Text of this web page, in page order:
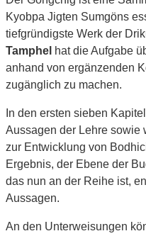
Kyobpa Jigten Sumgöns
tiefgründigste Werk der
Tamphel hat die Aufgabe
anhand von ergänzenden
zugänglich zu machen.
In den ersten sieben
Aussagen der Lehre sowie
zur Entwicklung von
Ergebnis, der Ebene der
das nun an der Reihe ist,
Aussagen.
An den Unterweisungen